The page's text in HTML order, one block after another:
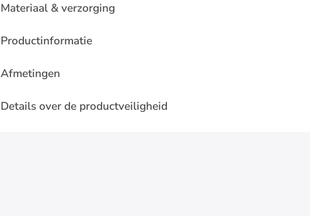
Materiaal & verzorging
Productinformatie
Afmetingen
Details over de productveiligheid